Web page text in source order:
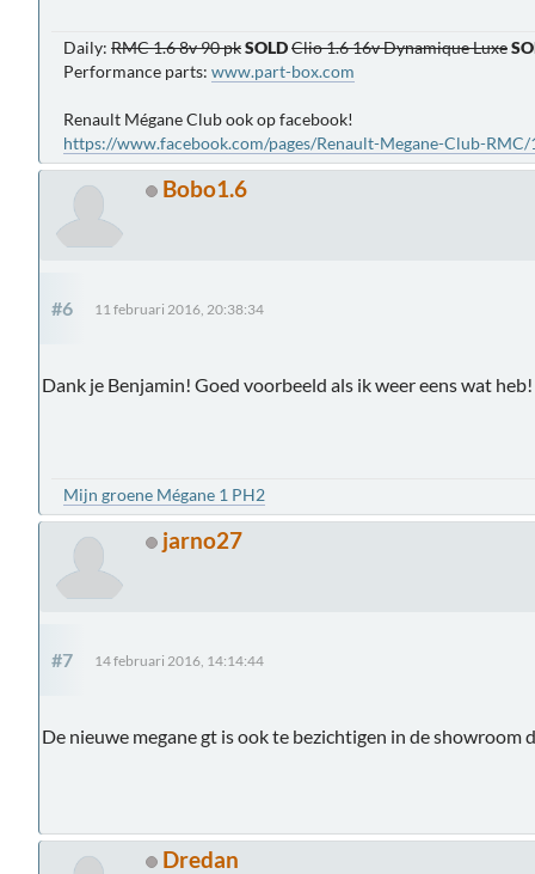
Daily: RMC 1.6 8v 90 pkSOLDClio 1.6 16v Dynamique Luxe
Performance parts: www.part-box.com
Renault Mégane Club ook op facebook!
https://www.facebook.com/pages/Renault-Megane-Club-
Bobo1.6
#6 11 februari 2016, 20:38:34
Dank je Benjamin! Goed voorbeeld als ik weer eens wat heb!
Mijn groene Mégane 1 PH2
jarno27
#7 14 februari 2016, 14:14:44
De nieuwe megane gt is ook te bezichtigen in de showroom
Dredan